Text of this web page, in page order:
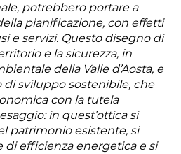
potrebbero portare a
pianificazione, con effetti
e servizi. Questo disegno di
e la sicurezza, in
della Valle d’Aosta, e
sviluppo sostenibile, che
con la tutela
in quest’ottica si
patrimonio esistente, si
efficienza energetica e si